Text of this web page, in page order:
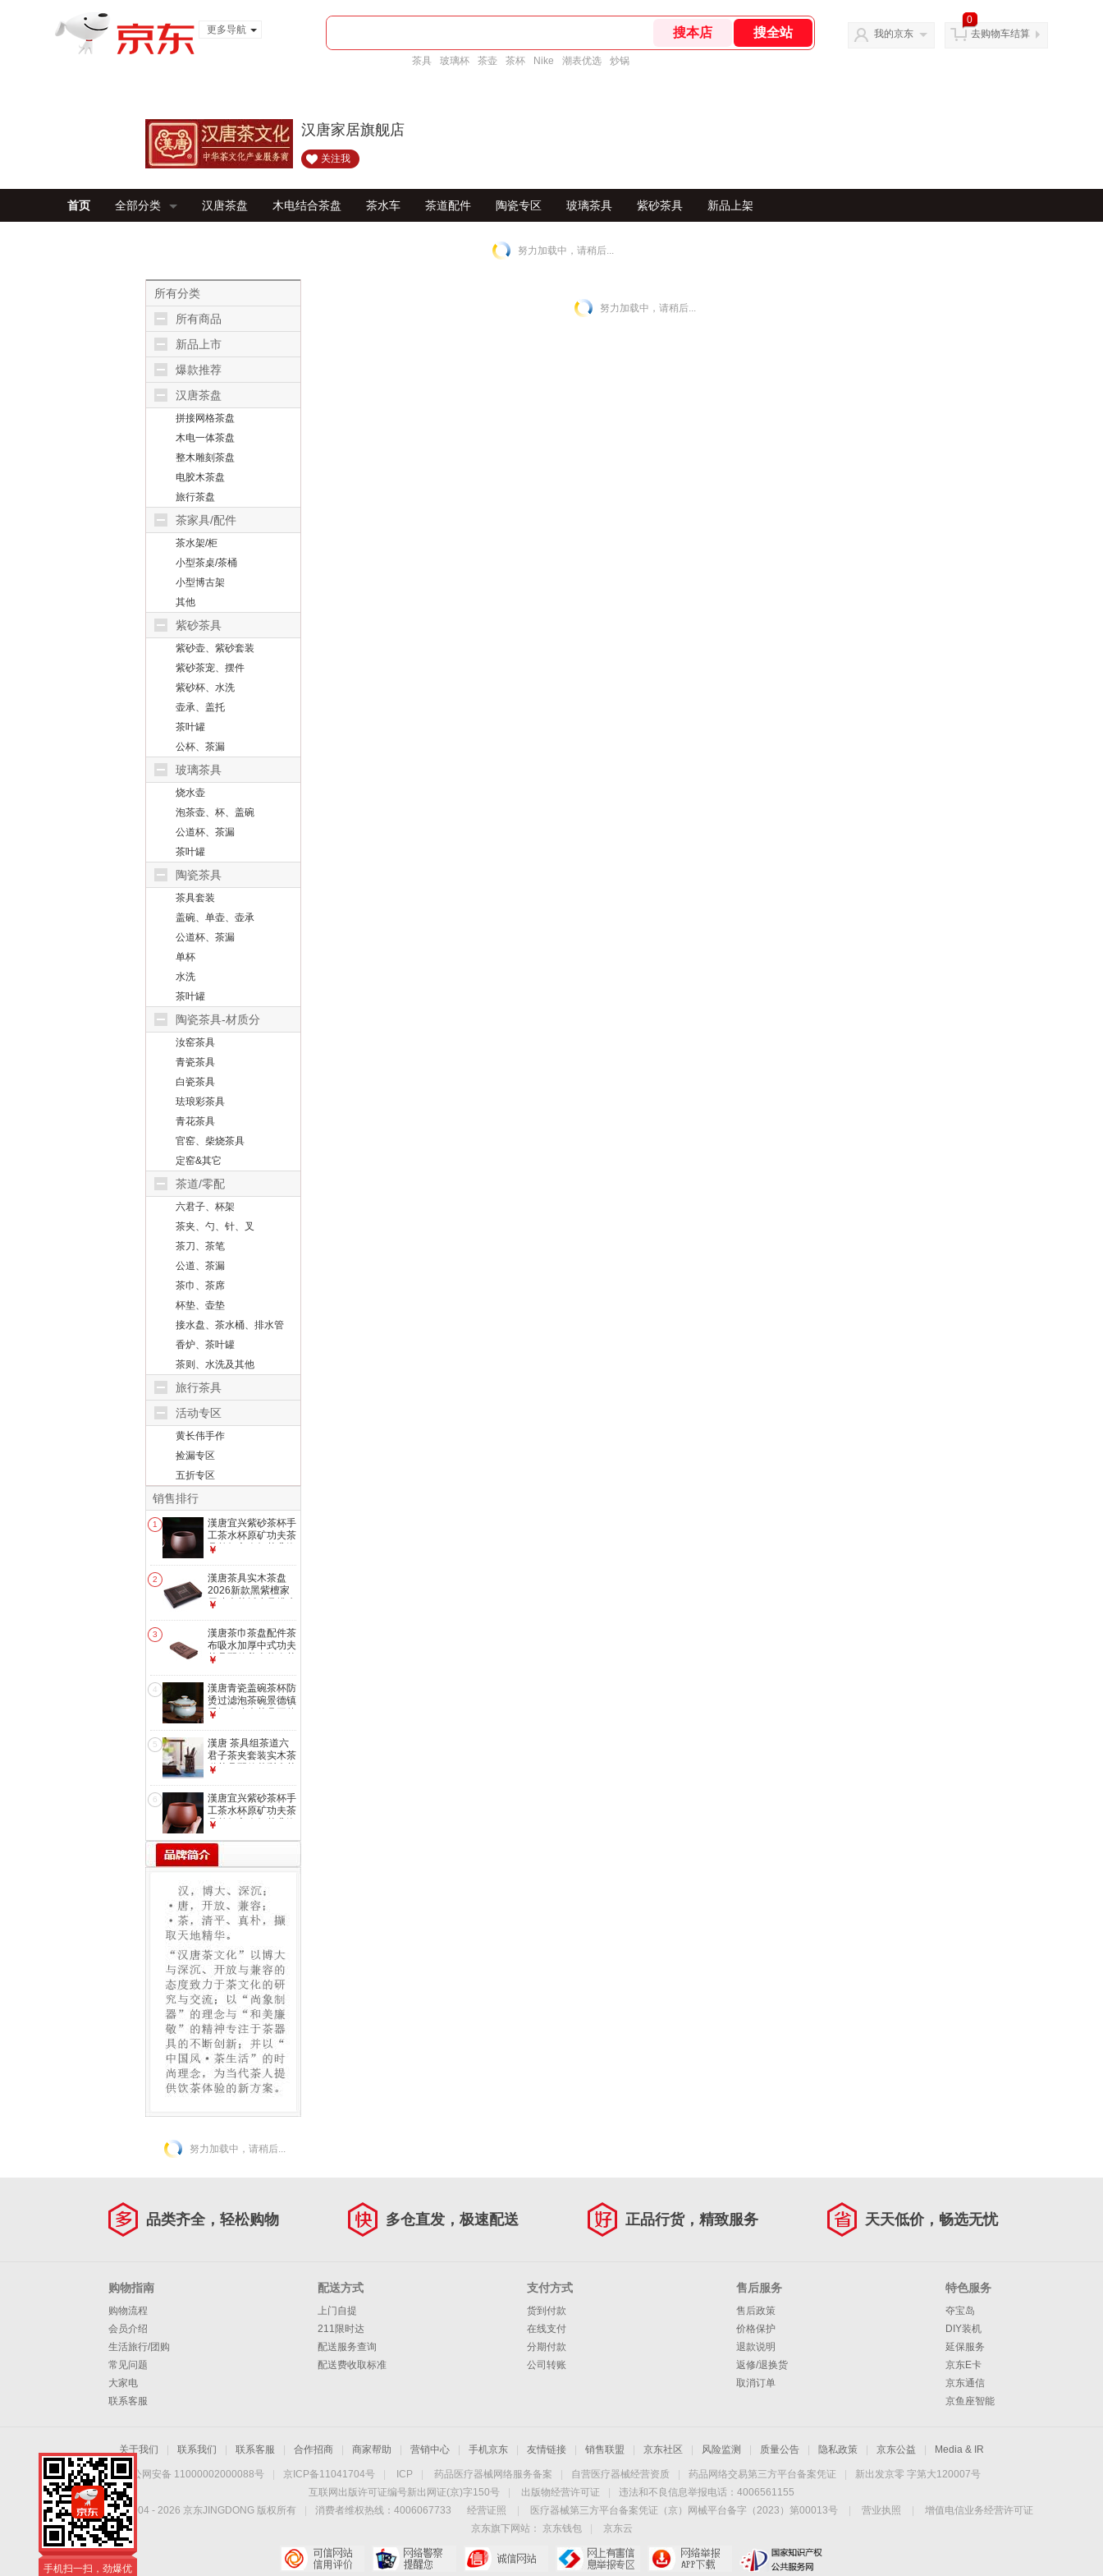
更多导航
茶具 玻璃杯 茶壶 茶杯 Nike 潮表优选 炒锅
我的京东
0
去购物车结算
汉唐家居旗舰店
关注我
首页 全部分类 汉唐茶盘 木电结合茶盘 茶水车 茶道配件 陶瓷专区 玻璃茶具 紫砂茶具 新品上架
努力加载中，请稍后...
所有分类
所有商品
新品上市
爆款推荐
汉唐茶盘
拼接网格茶盘
木电一体茶盘
整木雕刻茶盘
电胶木茶盘
旅行茶盘
茶家具/配件
茶水架/柜
小型茶桌/茶桶
小型博古架
其他
紫砂茶具
紫砂壶、紫砂套装
紫砂茶宠、摆件
紫砂杯、水洗
壶承、盖托
茶叶罐
公杯、茶漏
玻璃茶具
烧水壶
泡茶壶、杯、盖碗
公道杯、茶漏
茶叶罐
陶瓷茶具
茶具套装
盖碗、单壶、壶承
公道杯、茶漏
单杯
水洗
茶叶罐
陶瓷茶具-材质分
汝窑茶具
青瓷茶具
白瓷茶具
珐琅彩茶具
青花茶具
官窑、柴烧茶具
定窑&其它
茶道/零配
六君子、杯架
茶夹、勺、针、叉
茶刀、茶笔
公道、茶漏
茶巾、茶席
杯垫、壶垫
接水盘、茶水桶、排水管
香炉、茶叶罐
茶则、水洗及其他
旅行茶具
活动专区
黄长伟手作
捡漏专区
五折专区
销售排行
1
漢唐宜兴紫砂茶杯手
工茶水杯原矿功夫茶
具单杯主人杯茶盏泡
砂杯 90ml
￥
2
漢唐茶具实木茶盘
2026新款黑紫檀家
用功夫茶托小号排水
紫檀小博古单茶盘
42*30*7.3cm
￥
3
漢唐茶巾茶盘配件茶
布吸水加厚中式功夫
茶具配件养壶垫布茶
啡30CM*30CM
￥
4
漢唐青瓷盖碗茶杯防
烫过滤泡茶碗景德镇
手抓壶功夫茶具开片
片清心盖碗
￥
5
漢唐 茶具组茶道六
君子茶夹套装实木茶
道茶具配件花梨木茶
组101C
￥
6
漢唐宜兴紫砂茶杯手
工茶水杯原矿功夫茶
具单杯主人杯茶盏泡
砂杯 90ml
￥
努力加载中，请稍后...
努力加载中，请稍后...
品类齐全，轻松购物 多仓直发，极速配送 正品行货，精致服务 天天低价，畅选无忧
购物指南
购物流程
会员介绍
生活旅行/团购
常见问题
大家电
联系客服
配送方式
上门自提
211限时达
配送服务查询
配送费收取标准
支付方式
货到付款
在线支付
分期付款
公司转账
售后服务
售后政策
价格保护
退款说明
返修/退换货
取消订单
特色服务
夺宝岛
DIY装机
延保服务
京东E卡
京东通信
京鱼座智能
关于我们 联系我们 联系客服 合作招商 商家帮助 营销中心 手机京东 友情链接 销售联盟 京东社区 风险监测 质量公告 隐私政策 京东公益 Media & IR
京公网安备 11000002000088号 京ICP备11041704号 ICP 药品医疗器械网络服务备案 自营医疗器械经营资质 药品网络交易第三方平台备案凭证
新出发京零 字第大120007号
互联网出版许可证编号新出网证(京)字150号
出版物经营许可证
违法和不良信息举报电话：4006561155
Copyright © 2004 - 2026 京东JINGDONG 版权所有 消费者维权热线：4006067733 经营证照 医疗器械第三方平台备案凭证（京）网械平台备字（2023）第00013号 营业执照
增值电信业务经营许可证
京东旗下网站：
京东钱包
京东云
手机扫一扫，劲爆优
惠触手可得！
手机扫一扫，劲爆优